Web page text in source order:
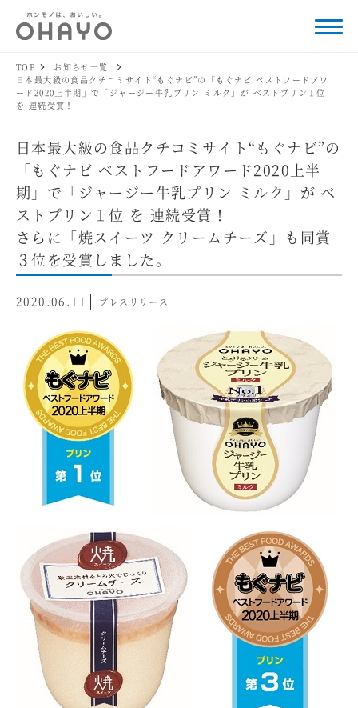
TOP
お知らせ一覧
日本最大級の食品クチコミサイト“もぐナビ”の「もぐナビ ベストフードアワ
ード2020上半期」で「ジャージー牛乳プリン ミルク」が ベストプリン１位
を 連続受賞！
日本最大級の食品クチコミサイト“もぐナビ”の
「もぐナビ ベストフードアワード2020上半
期」で「ジャージー牛乳プリン ミルク」が ベ
ストプリン１位 を 連続受賞！
さらに「焼スイーツ クリームチーズ」も同賞
３位を受賞しました。
2020.06.11 プレスリリース